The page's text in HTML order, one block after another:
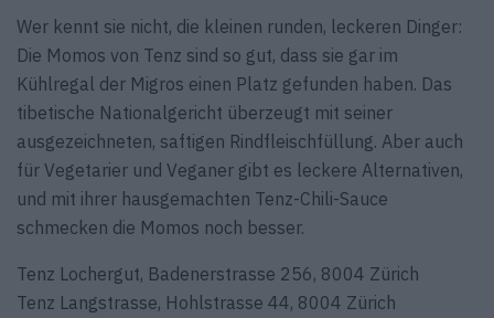
Wer kennt sie nicht, die kleinen runden, leckeren Dinger:
Die Momos von Tenz sind so gut, dass sie gar im
Kühlregal der Migros einen Platz gefunden haben. Das
tibetische Nationalgericht überzeugt mit seiner
ausgezeichneten, saftigen Rindfleischfüllung. Aber auch
für Vegetarier und Veganer gibt es leckere Alternativen,
und mit ihrer hausgemachten Tenz-Chili-Sauce
schmecken die Momos noch besser.
Tenz Lochergut, Badenerstrasse 256, 8004 Zürich
Tenz Langstrasse, Hohlstrasse 44, 8004 Zürich